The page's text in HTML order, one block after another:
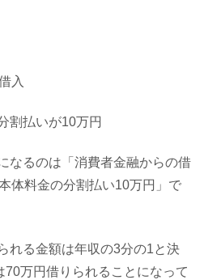
入
割払いが10万円
なるのは「消費者金融からの借
体料金の分割払い10万円」で
れる金額は年収の3分の1と決
70万円借りられることになって